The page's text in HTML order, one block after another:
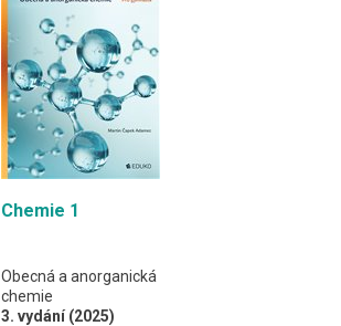
Chemie 1
Obecná a anorganická
chemie
3. vydání (2025)